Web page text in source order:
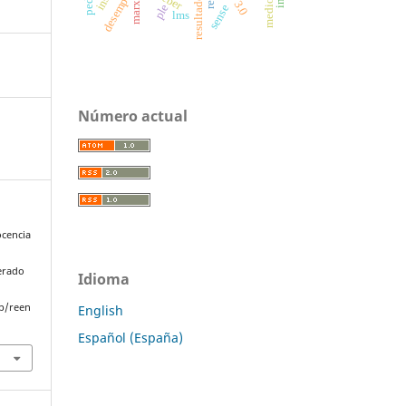
reen
marx plelms sense
Número actual
Idioma
English
Español (España)